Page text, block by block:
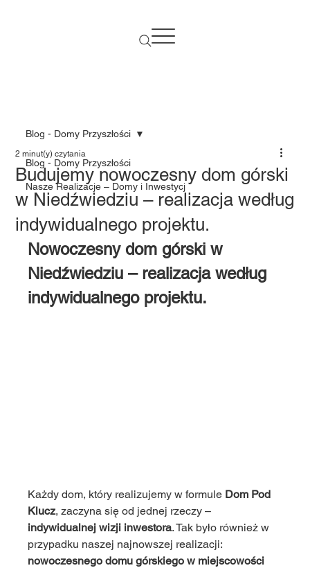
Blog - Domy Przyszłości
Nasze Realizacje – Domy i Inwestycj
Blog - Domy Przyszłości
Budujemy nowoczesny dom górski
w Niedźwiedziu – realizacja według
indywidualnego projektu.
2 minut(y) czytania
Nowoczesny dom górski w
Niedźwiedziu – realizacja według
indywidualnego projektu.
Każdy dom, który realizujemy w formule Dom Pod
Klucz, zaczyna się od jednej rzeczy –
indywidualnej wizji inwestora. Tak było również w
przypadku naszej najnowszej realizacji:
nowoczesnego domu górskiego w miejscowości